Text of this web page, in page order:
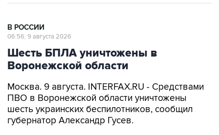
В РОССИИ
06:56, 9 августа 2026
Шесть БПЛА уничтожены в
Воронежской области
Москва. 9 августа. INTERFAX.RU - Средствами
ПВО в Воронежской области уничтожены
шесть украинских беспилотников, сообщил
губернатор Александр Гусев.